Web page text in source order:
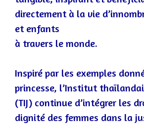
directement à la vie
et enfants
à travers le monde.
Inspiré par les exemples
princesse, l’Institut
(TIJ) continue d’intégrer les
dignité des femmes dans la